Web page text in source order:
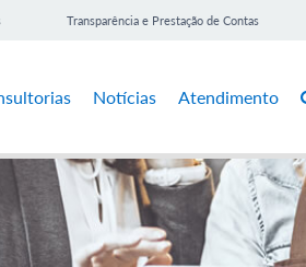
Transparência e Prestação de Contas
Notícias Atendimento